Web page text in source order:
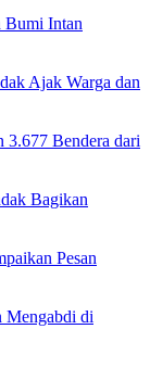
Bumi Intan
Ajak Warga dan
3.677 Bendera dari
Bagikan
Pesan
Mengabdi di